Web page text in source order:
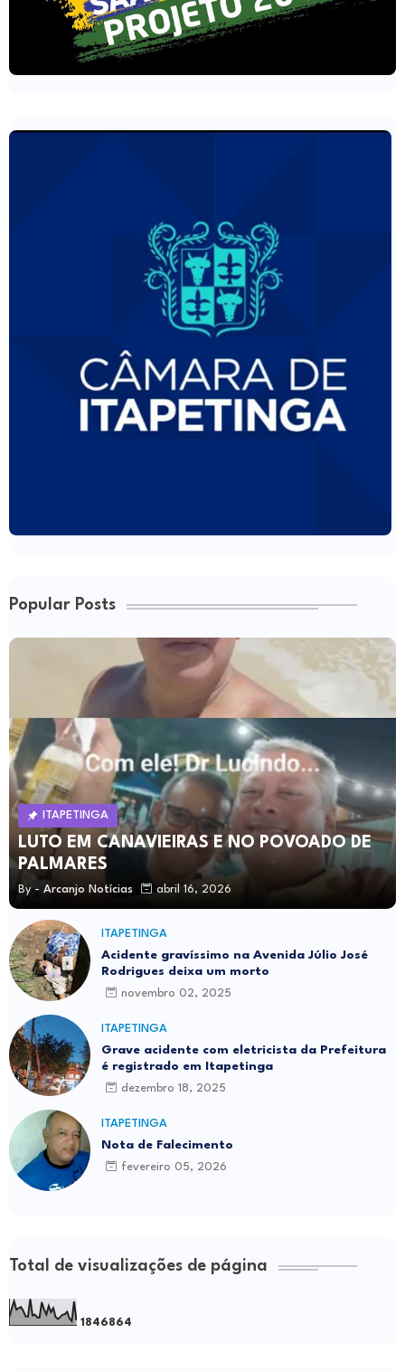
Popular Posts
ITAPETINGA
LUTO EM CANAVIEIRAS E NO POVOADO DE
PALMARES
By - Arcanjo Notícias abril 16, 2026
ITAPETINGA
Acidente gravíssimo na Avenida Júlio José
Rodrigues deixa um morto
novembro 02, 2025
ITAPETINGA
Grave acidente com eletricista da Prefeitura
é registrado em Itapetinga
dezembro 18, 2025
ITAPETINGA
Nota de Falecimento
fevereiro 05, 2026
Total de visualizações de página
1 846864